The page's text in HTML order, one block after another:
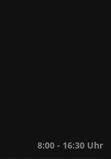
8:00 - 16:30 Uhr